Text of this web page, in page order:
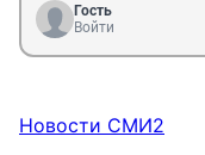
Гость
Войти
Новости СМИ2